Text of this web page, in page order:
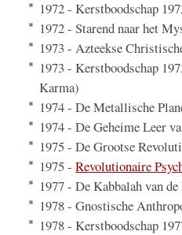
1972 - Kerstboodschap
1972 - Starend naar het
1973 - Azteekse
1973 - Kerstboodschap
Karma)
1974 - De Metallische
1974 - De Geheime Leer
1975 - De Grootse
1975 -Revolutionaire
1977 - De Kabbalah van
1978 - Gnostische
1978 - Kerstboodschap